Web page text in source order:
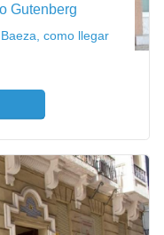
Gutenberg
como llegar